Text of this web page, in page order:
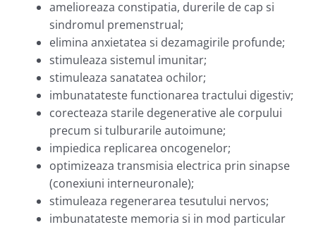
amelioreaza constipatia, durerile de cap si
sindromul premenstrual;
elimina anxietatea si dezamagirile profunde;
stimuleaza sistemul imunitar;
stimuleaza sanatatea ochilor;
imbunatateste functionarea tractului digestiv;
corecteaza starile degenerative ale corpului
precum si tulburarile autoimune;
impiedica replicarea oncogenelor;
optimizeaza transmisia electrica prin sinapse
(conexiuni interneuronale);
stimuleaza regenerarea tesutului nervos;
imbunatateste memoria si in mod particular